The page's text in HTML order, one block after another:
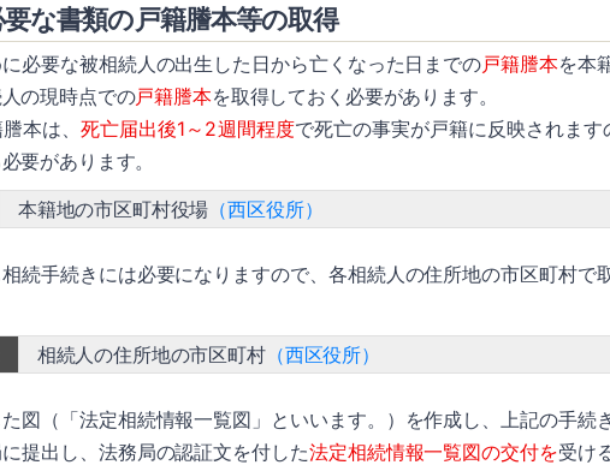
な書類の戸籍謄本等の取得
必要な被相続人の出生した日から亡くなった日までの戸籍謄本を本
の現時点での戸籍謄本を取得しておく必要があります。
本は、死亡届出後1～2週間程度で死亡の事実が戸籍に反映されます
要があります。
本籍地の市区町村役場 （西区役所）
相続手続きには必要になりますので、各相続人の住所地の市区町村で
相続人の住所地の市区町村（西区役所）
図（「法定相続情報一覧図」といいます。）を作成し、上記の手続
提出し、法務局の認証文を付した法定相続情報一覧図の交付を受け